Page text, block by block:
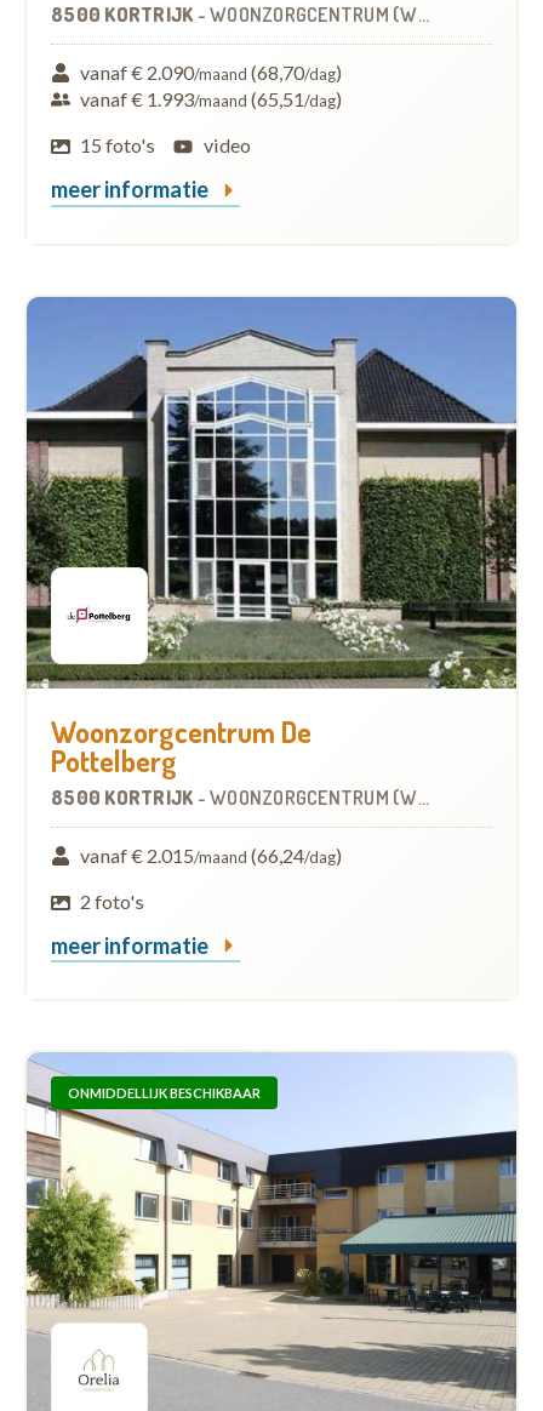
8500 KORTRIJK - WOONZORGCENTRUM (WZC)
vanaf € 2.090/maand (68,70/dag)
vanaf € 1.993/maand (65,51/dag)
15 foto's
video
meer informatie
Woonzorgcentrum De
Pottelberg
8500 KORTRIJK - WOONZORGCENTRUM (WZC)
vanaf € 2.015/maand (66,24/dag)
2 foto's
meer informatie
ONMIDDELLIJK BESCHIKBAAR